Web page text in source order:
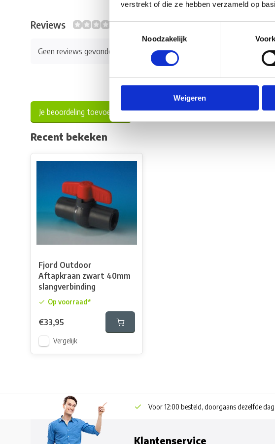
verstrekt of die ze hebben verzameld op
Toestemmingsselectie
Noodzakelijk
Weigeren
Reviews 0/10
Geen reviews gevonden
Je beoordeling toevoegen
Recent bekeken
Fjord Outdoor
Aftapkraan zwart 40mm
slangverbinding
Op voorraad*
€33,95
Vergelijk
Voor 12:00 besteld, doorgaans dezelfde
Klantenservice